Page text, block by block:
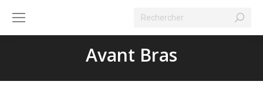
Search:
Avant Bras